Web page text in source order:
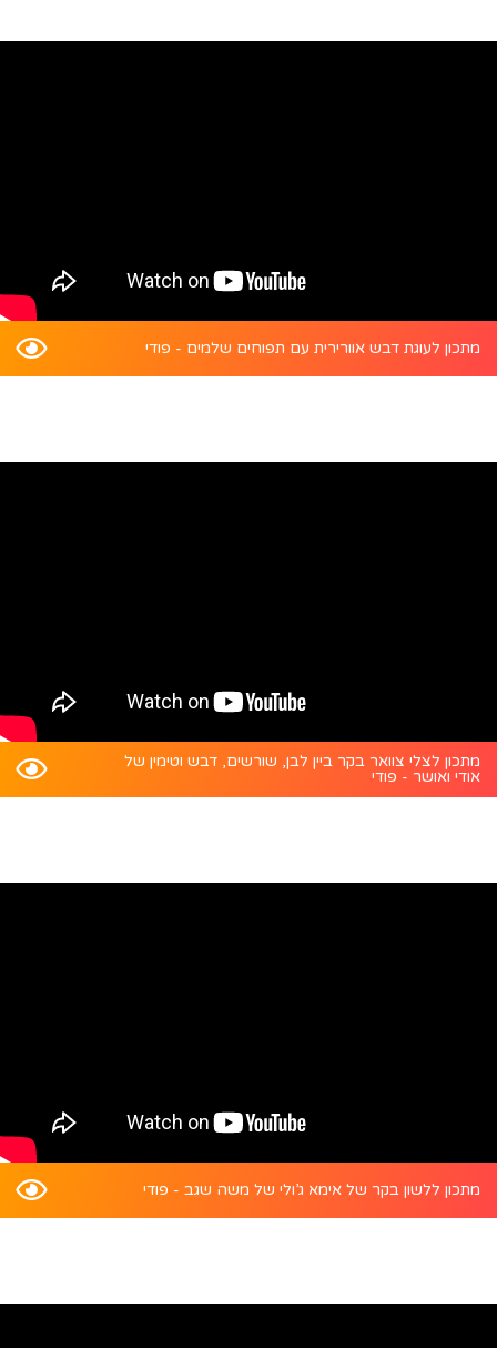
מתכון לעוגת דבש אוורירית עם תפוחים שלמים - פודי
מתכון לצלי צוואר בקר ביין לבן, שורשים, דבש וטימין של
אודי ואושר - פודי
מתכון ללשון בקר של אימא ג’ולי של משה שגב - פודי